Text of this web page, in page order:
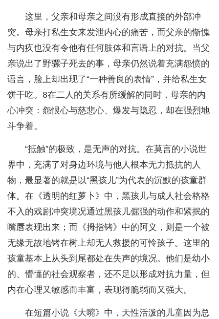
这里，父亲和母亲之间没有形成直接的外部冲
突。母亲打私生女来发泄内心的痛苦，而父亲的惭愧
与内疚也没有令他有任何肢体和言语上的对抗。当父
亲说出了野骡子死去的事，母亲仍然说着充满怨愤的
语言，脸上却出现了“一种善良的表情”，并给私生女
饼干吃。8在二人的关系有所缓解的同时，母亲的内
心冲突：怨恨心与慈悲心、爆发与隐忍，却在强烈地
斗争着。
“抵触”的极致，是无声的对抗。在莫言的小说世
界中，充满了对身边环境与他人根本无力抵抗的人
物，最显著的就是以“黑孩儿”为代表的沉默的孩童群
体。在《透明的红萝卜》中，黑孩儿与成人社会格格
不入的戏剧冲突境况通过黑孩儿倔强的动作和紧抿的
嘴唇表现出来；而《拇指铐》中的阿义，则是一个被
无缘无故地铐在树上却无人救援的可怜孩子。这里的
孩童基本上从头到尾都处在失声的境况。他们是幼小
的、懵懂的社会观察者，还不足以形成对抗力量，但
内在心理又敏感而丰富，表现得脆弱而又强大。
在短篇小说《大嘴》中，天性活泼的儿童因为总